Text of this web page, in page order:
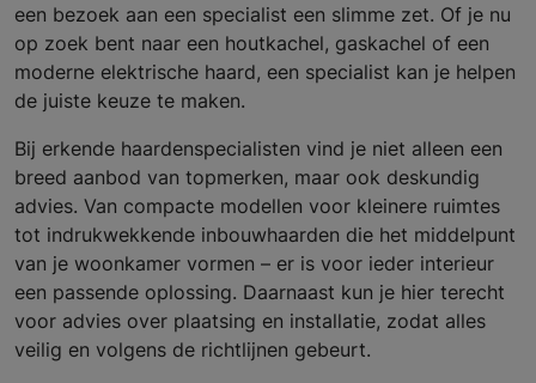
een bezoek aan een specialist een slimme zet. Of je nu
op zoek bent naar een houtkachel, gaskachel of een
moderne elektrische haard, een specialist kan je helpen
de juiste keuze te maken.
Bij erkende haardenspecialisten vind je niet alleen een
breed aanbod van topmerken, maar ook deskundig
advies. Van compacte modellen voor kleinere ruimtes
tot indrukwekkende inbouwhaarden die het middelpunt
van je woonkamer vormen – er is voor ieder interieur
een passende oplossing. Daarnaast kun je hier terecht
voor advies over plaatsing en installatie, zodat alles
veilig en volgens de richtlijnen gebeurt.